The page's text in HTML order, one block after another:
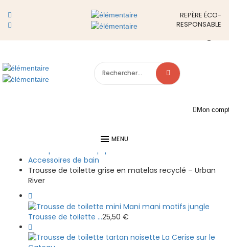
REPÈRE ÉCO-
RESPONSABLE
Mon
MENU
Trousse de toilette grise en matelas recyclé – Urban
River
21 novembre 202520 décembre 2025
Accessoires de bain
Trousse de toilette grise en matelas recyclé – Urban
River
Trousse de toilette ...25,50 €